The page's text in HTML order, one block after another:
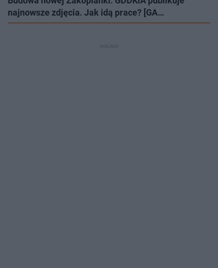
najnowsze zdjęcia. Jak idą prace? [GA…